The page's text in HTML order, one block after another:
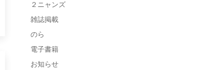
２ニャンズ
雑誌掲載
のら
電子書籍
お知らせ